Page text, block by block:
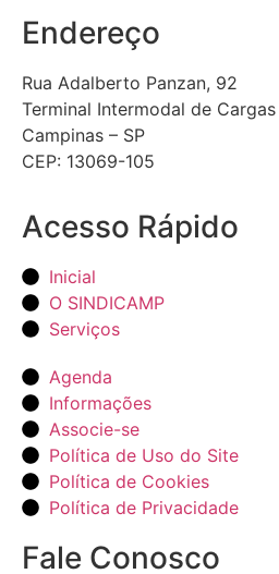
Endereço
Rua Adalberto Panzan, 92
Terminal Intermodal de Cargas
Campinas – SP
CEP: 13069-105
Acesso Rápido
Inicial
O SINDICAMP
Serviços
Agenda
Informações
Associe-se
Política de Uso do Site
Política de Cookies
Política de Privacidade
Fale Conosco